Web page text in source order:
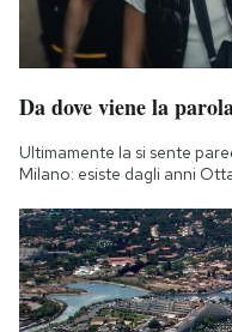
Da dove viene la
Ultimamente la si sente
Milano: esiste dagli anni